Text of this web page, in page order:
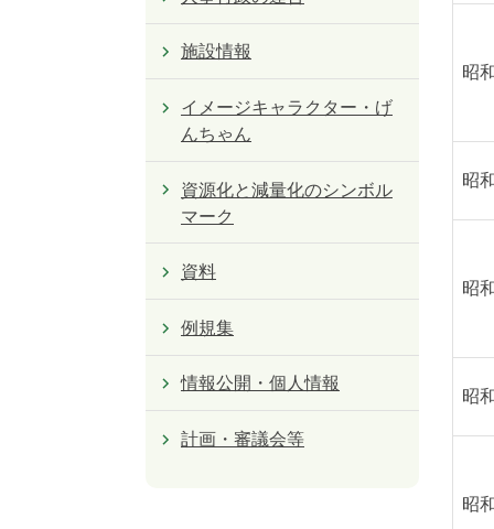
昭
昭
昭
昭
昭
施設情報
イメージキャラクター・げ
んちゃん
資源化と減量化のシンボル
マーク
資料
例規集
情報公開・個人情報
計画・審議会等